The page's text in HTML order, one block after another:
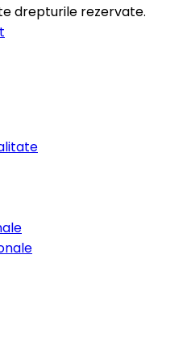
drepturile rezervate.